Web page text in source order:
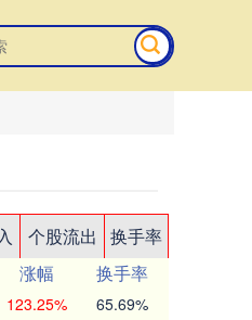
个股流出
换手率
涨幅
换手率
123.25% 65.69%